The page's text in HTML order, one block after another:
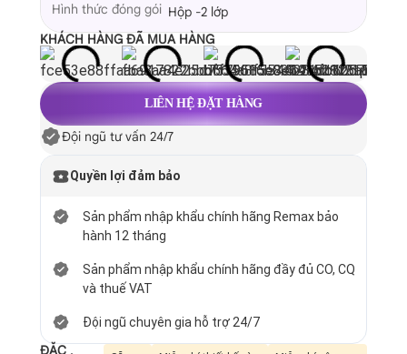
Hình thức đóng gói Hộp -2 lớp
KHÁCH HÀNG ĐÃ MUA HÀNG
LIÊN HỆ ĐẶT HÀNG
Đội ngũ tư vấn 24/7
Quyền lợi đảm bảo
Sản phẩm nhập khẩu chính hãng Remax bảo
hành 12 tháng
Sản phẩm nhập khẩu chính hãng đầy đủ CO, CQ
và thuế VAT
Đội ngũ chuyên gia hỗ trợ 24/7
ĐẶC